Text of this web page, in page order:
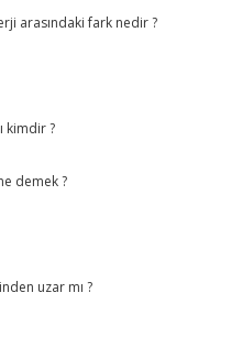
arasındaki fark nedir ?
kimdir ?
demek ?
uzar mı ?